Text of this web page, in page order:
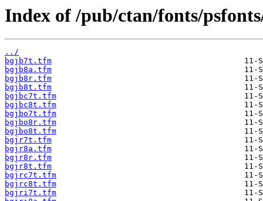
Index of /pub/ctan/fonts/
../
bgjb7t.tfm
bgjb8a.tfm
bgjb8r.tfm
bgjb8t.tfm
bgjbc7t.tfm
bgjbc8t.tfm
bgjbo7t.tfm
bgjbo8r.tfm
bgjbo8t.tfm
bgjr7t.tfm
bgjr8a.tfm
bgjr8r.tfm
bgjr8t.tfm
bgjrc7t.tfm
bgjrc8t.tfm
bgjri7t.tfm